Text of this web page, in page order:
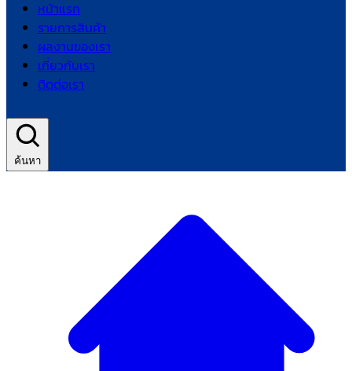
หน้าแรก
รายการสินค้า
ผลงานของเรา
เกี่ยวกับเรา
ติดต่อเรา
ค้นหา